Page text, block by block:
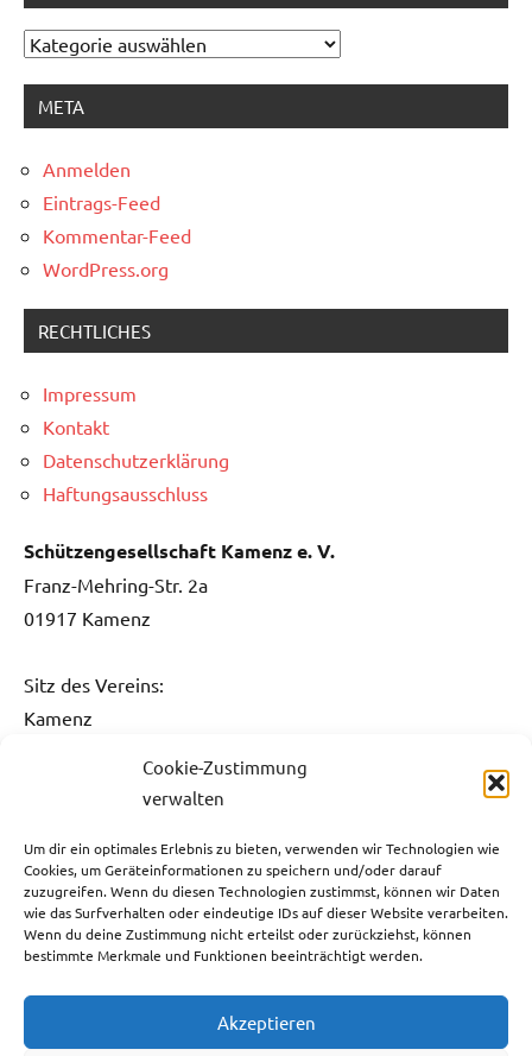
Cookie-Zustimmung
verwalten
Um dir ein optimales Erlebnis zu bieten, verwenden wir Technologien wie
Cookies, um Geräteinformationen zu speichern und/oder darauf
zuzugreifen. Wenn du diesen Technologien zustimmst, können wir Daten
wie das Surfverhalten oder eindeutige IDs auf dieser Website verarbeiten.
Wenn du deine Zustimmung nicht erteilst oder zurückziehst, können
bestimmte Merkmale und Funktionen beeinträchtigt werden.
Akzeptieren
Kategorien
META
Anmelden
Eintrags-Feed
Kommentar-Feed
WordPress.org
RECHTLICHES
Impressum
Kontakt
Datenschutzerklärung
Haftungsausschluss
Schützengesellschaft Kamenz e. V.
Franz-Mehring-Str. 2a
01917 Kamenz
Sitz des Vereins:
Kamenz
Fon: 0151 / 5061 1482
Fax: 03578 / 3736 731
E-Mail:info@sg-kamenz.de
Bankverbindung:
Ostsächsische Sparkasse Dresden
IBAN: DE59 8505 0300 3110 0013 05